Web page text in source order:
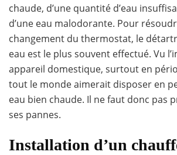
chaude, d’une quantité d’eau
d’une eau malodorante. Pour
changement du thermostat, le
eau est le plus souvent effectué. Vu
appareil domestique, surtout en
tout le monde aimerait disposer en
eau bien chaude. Il ne faut donc pas
ses pannes.
Installation d’un